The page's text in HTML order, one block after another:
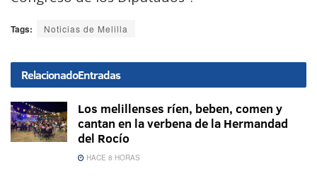
Tags: Noticias de Melilla
RelacionadoEntradas
Los melillenses ríen, beben, comen y
cantan en la verbena de la Hermandad
del Rocío
HACE 8 HORAS